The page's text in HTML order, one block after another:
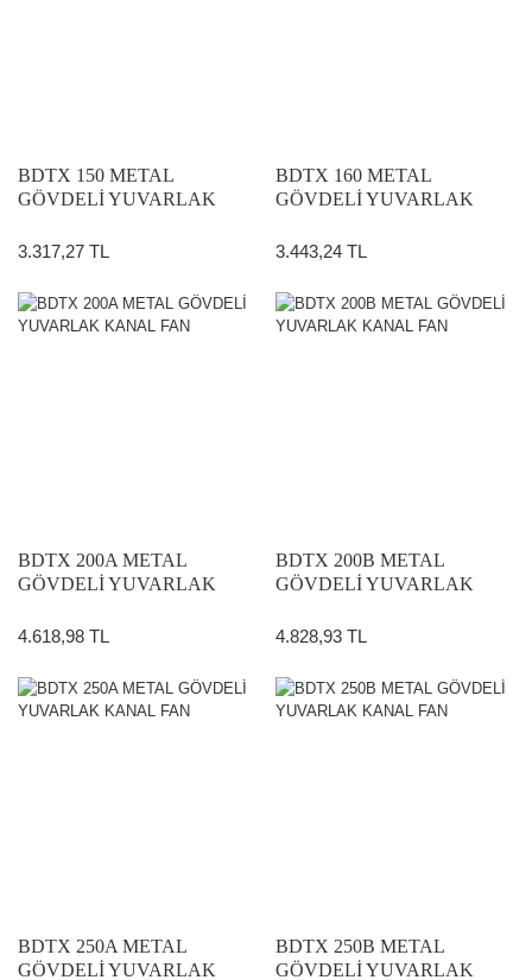
BDTX 150 METAL
GÖVDELİ YUVARLAK
3.317,27 TL
BDTX 160 METAL
GÖVDELİ YUVARLAK
3.443,24 TL
BDTX 200A METAL
GÖVDELİ YUVARLAK
4.618,98 TL
BDTX 200B METAL
GÖVDELİ YUVARLAK
4.828,93 TL
BDTX 250A METAL
GÖVDELİ YUVARLAK
BDTX 250B METAL
GÖVDELİ YUVARLAK